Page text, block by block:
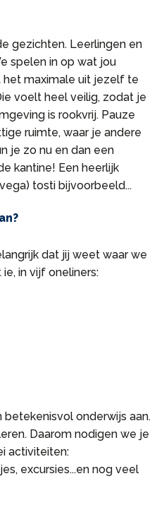
gezichten. Leerlingen en
spelen in op wat jou
maximale uit jezelf te
voelt heel veilig, zodat je
is rookvrij. Pauze
ruimte, waar je andere
je zo nu en dan een
kantine! Een heerlijk
tosti bijvoorbeeld...
dat jij weet waar we
in vijf oneliners:
onderwijs aan.
Daarom nodigen we je
activiteiten:
excursies...en nog veel